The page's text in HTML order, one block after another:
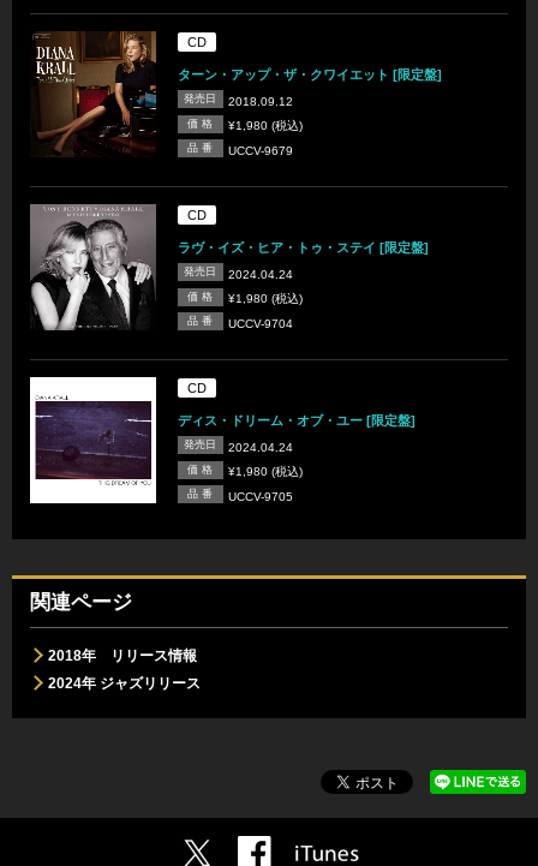
CD
ターン・アップ・ザ・クワイエット [限定盤]
発売日 2018.09.12
価 格 ¥1,980 (税込)
品 番 UCCV-9679
CD
ラヴ・イズ・ヒア・トゥ・ステイ [限定盤]
発売日 2024.04.24
価 格 ¥1,980 (税込)
品 番 UCCV-9704
CD
ディス・ドリーム・オブ・ユー [限定盤]
発売日 2024.04.24
価 格 ¥1,980 (税込)
品 番 UCCV-9705
関連ページ
2018年 リリース情報
2024年 ジャズリリース